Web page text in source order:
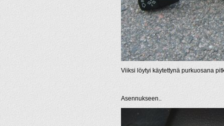
Viiksi löytyi käytettynä purkuosana
Asennukseen..